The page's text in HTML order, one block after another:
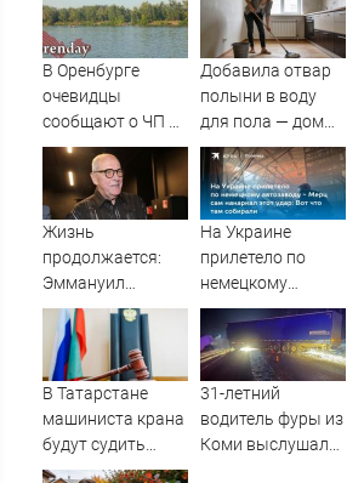
баз
Путина
В Оренбурге
очевидцы
сообщают о ЧП на
озере Старица
Добавила отвар
полыни в воду
для пола — дом
наполнился
ароматом
летнего сада
Жизнь
продолжается:
Эммануил
Виторган
рассказывает
свою историю со
сцены
На Украине
прилетело по
немецкому
автозаводу -
Мерц сам
накаркал этот
удар: Вот что там
собирали
В Татарстане
машиниста крана
будут судить
после падения
31-летний
водитель фуры из
Коми выслушал